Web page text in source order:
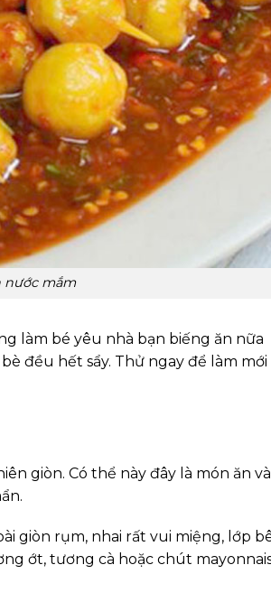
nước mắm
làm bé yêu nhà bạn biếng ăn nữa
đều hết sẩy. Thử ngay để làm mới
giòn. Có thể này đây là món ăn và
giòn rụm, nhai rất vui miệng, lớp
ớt, tương cà hoặc chút